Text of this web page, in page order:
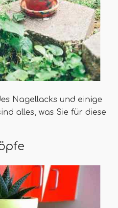
Nagellacks und einige
alles, was Sie für diese